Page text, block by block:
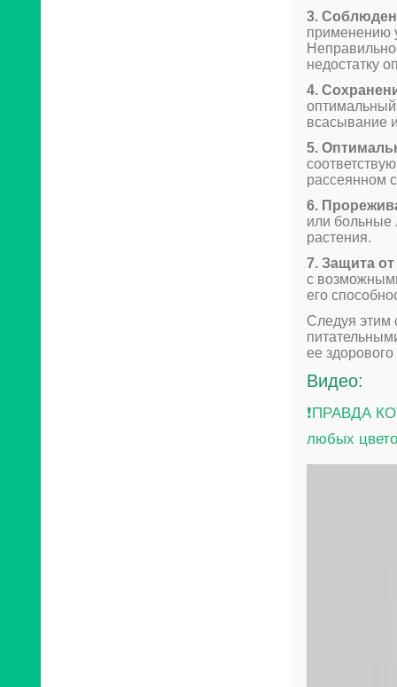
3.
применению
недостатку
4.
всасывание
5.
рассеянном
6.
или больные
растения.
7. Защита
с
его
Следуя этим
ее здорового
Видео:
❗️ПРАВДА
любых